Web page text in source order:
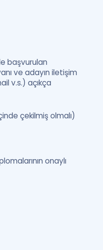
başvurulan
ve adayın iletişim
v.s.) açıkça
çekilmiş olmalı)
onaylı